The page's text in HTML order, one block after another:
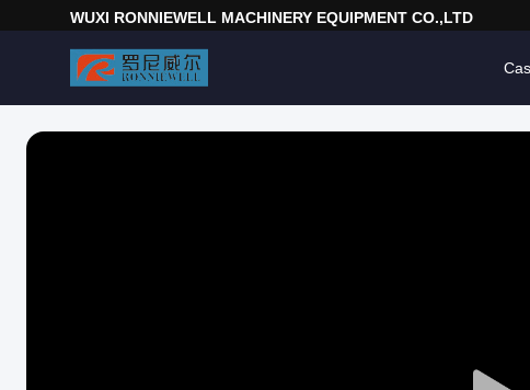
WUXI RONNIEWELL MACHINERY EQUIPMENT CO.,LTD